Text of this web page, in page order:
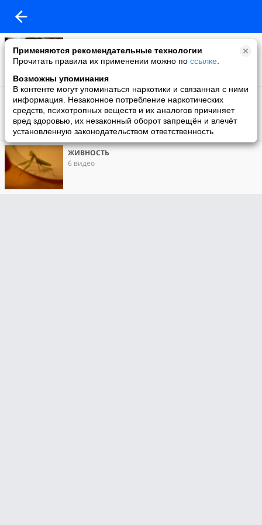
Применяются рекомендательные технологии
Прочитать правила их применении можно по ссылке
Возможны упоминания
В контенте могут упоминаться наркотики и связанная с ними
информация. Незаконное потребление наркотических
средств, психотропных веществ и их аналогов причиняет
вред здоровью, их незаконный оборот запрещён и влечёт
установленную законодательством ответственность
8 видео
ВИДЕО разное
7 видео
ЖИВНОСТЬ
6 видео